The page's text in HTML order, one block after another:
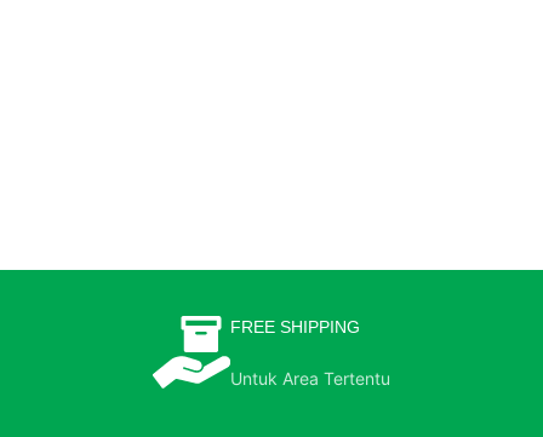
FREE SHIPPING
Untuk Area Tertentu